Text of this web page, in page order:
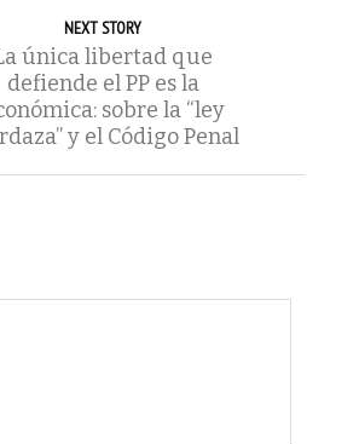
NEXT STORY
única libertad que
defiende el PP es la
sobre la “ley
y el Código Penal